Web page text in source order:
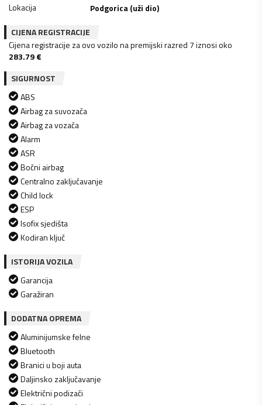
Lokacija
Podgorica (uži dio)
CIJENA REGISTRACIJE
Cijena registracije za ovo vozilo na premijski razred 7 iznosi oko
283.79€
SIGURNOST
ABS
Airbag za suvozača
Airbag za vozača
Alarm
ASR
Bočni airbag
Centralno zaključavanje
Child lock
ESP
Isofix sjedišta
Kodiran ključ
ISTORIJA VOZILA
Garancija
Garažiran
DODATNA OPREMA
Aluminijumske felne
Bluetooth
Branici u boji auta
Daljinsko zaključavanje
Električni podizači